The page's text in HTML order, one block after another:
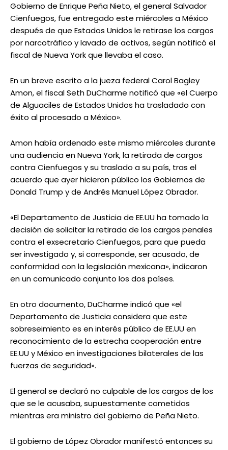
Gobierno de Enrique Peña Nieto, el general Salvador
Cienfuegos, fue entregado este miércoles a México
después de que Estados Unidos le retirase los cargos
por narcotráfico y lavado de activos, según notificó el
fiscal de Nueva York que llevaba el caso.
En un breve escrito a la jueza federal Carol Bagley
Amon, el fiscal Seth DuCharme notificó que «el Cuerpo
de Alguaciles de Estados Unidos ha trasladado con
éxito al procesado a México».
Amon había ordenado este mismo miércoles durante
una audiencia en Nueva York, la retirada de cargos
contra Cienfuegos y su traslado a su país, tras el
acuerdo que ayer hicieron público los Gobiernos de
Donald Trump y de Andrés Manuel López Obrador.
«El Departamento de Justicia de EE.UU ha tomado la
decisión de solicitar la retirada de los cargos penales
contra el exsecretario Cienfuegos, para que pueda
ser investigado y, si corresponde, ser acusado, de
conformidad con la legislación mexicana», indicaron
en un comunicado conjunto los dos países.
En otro documento, DuCharme indicó que «el
Departamento de Justicia considera que este
sobreseimiento es en interés público de EE.UU en
reconocimiento de la estrecha cooperación entre
EE.UU y México en investigaciones bilaterales de las
fuerzas de seguridad».
El general se declaró no culpable de los cargos de los
que se le acusaba, supuestamente cometidos
mientras era ministro del gobierno de Peña Nieto.
El gobierno de López Obrador manifestó entonces su